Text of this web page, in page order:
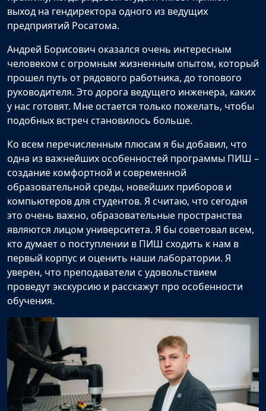
выход на гендиректора одного из ведущих
предприятий Росатома.
Андрей Борисович оказался очень интересным
человеком с огромным жизненным опытом, который
прошел путь от рядового работника, до топового
руководителя. Это дорога ведущего инженера, каких
у нас готовят. Мне остается только пожелать, чтобы
подобных встреч становилось больше.
Ко всем перечисленным плюсам я бы добавил, что
одна из важнейших особенностей программы ПИШ –
создание комфортной и современной
образовательной среды, новейших приборов и
компьютеров для студентов. Я считаю, что сегодня
это очень важно, образовательные пространства
являются лицом университета. Я бы советовал всем,
кто думает о поступлении в ПИШ сходить к нам в
первый корпус и оценить наши лаборатории. Я
уверен, что преподаватели с удовольствием
проведут экскурсию и расскажут про особенности
обучения.